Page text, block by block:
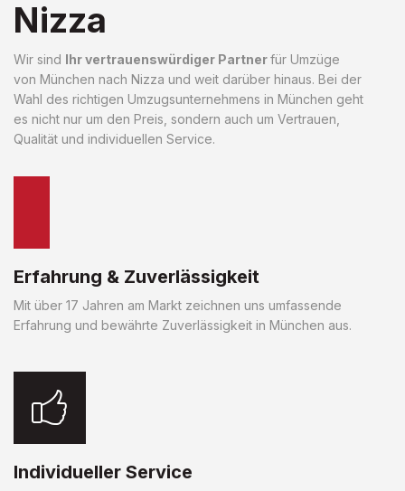
Nizza
Wir sind Ihr vertrauenswürdiger Partnerfür Umzüge
von München nach Nizza und weit darüber hinaus. Bei der
Wahl des richtigen Umzugsunternehmens in München geht
es nicht nur um den Preis, sondern auch um Vertrauen,
Qualität und individuellen Service.
Erfahrung & Zuverlässigkeit
Mit über 17 Jahren am Markt zeichnen uns umfassende
Erfahrung und bewährte Zuverlässigkeit in München aus.
Individueller Service